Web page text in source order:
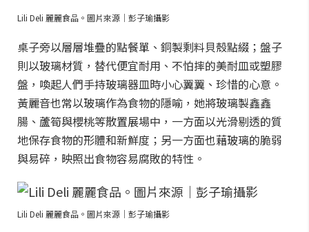
Lili Deli 麗麗食品。圖片來源｜彭子瑜攝影
桌子旁以層層堆疊的點餐單、銅製剩料貝殼點綴；盤子
則以玻璃材質，替代便宜耐用、不怕摔的美耐皿或塑膠
盤，喚起人們手持玻璃器皿時小心翼翼、珍惜的心意。
黃麗音也常以玻璃作為食物的隱喻，她將玻璃製鑫鑫
腸、蘆筍與櫻桃等散置展場中，一方面以光滑剔透的質
地保存食物的形體和新鮮度；另一方面也藉玻璃的脆弱
與易碎，映照出食物容易腐敗的特性。
Lili Deli 麗麗食品。圖片來源｜彭子瑜攝影